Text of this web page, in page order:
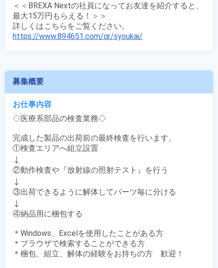
＜＜BREXA Nextの社員になってお友達を紹介すると、
最大15万円もらえる！＞＞
https://www.894651.com/qr/syoukai/
募集概要
お仕事内容
◇医療系部品の検査業務◇
完成した製品の出荷前の最終検査を行います。
①検査エリアへ組立設置
↓
②動作検査や『放射線の照射テスト』を行う
↓
③出荷できるように解体してパーツ毎に分ける
↓
④納品用に梱包する
＊Windows、Excelを使用したことがある方
＊ブラウザで検索することができる方
＊梱包、組立、解体の経験をお持ちの方　歓迎！